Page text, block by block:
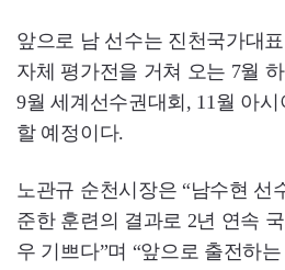
앞으로 남 선수는 진천국가대
자체 평가전을 거쳐 오는 7월
9월 세계선수권대회, 11월 아
할 예정이다.
노관규 순천시장은 “남수현 선
준한 훈련의 결과로 2년 연속
우 기쁘다”며 “앞으로 출전하